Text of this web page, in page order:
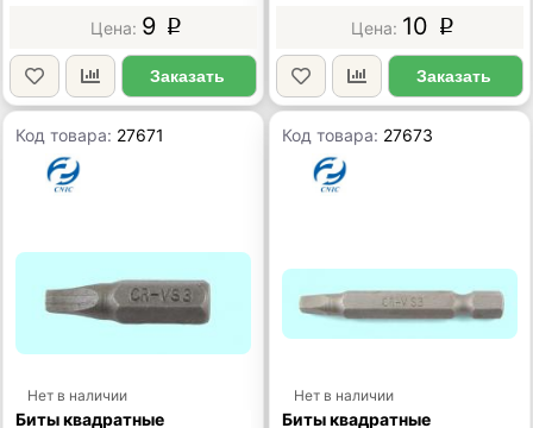
9 p
Заказать
10 p
Заказать
Код товара: 27671
Нет в наличии
Биты квадратные
Код товара: 27673
Нет в наличии
Биты квадратные